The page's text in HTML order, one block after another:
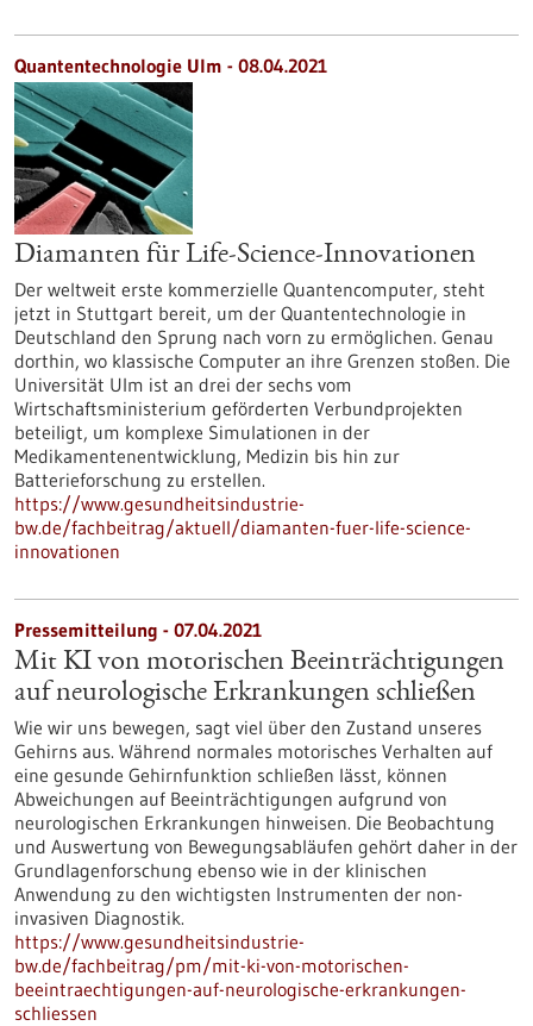
Quantentechnologie Ulm - 08.04.2021
Diamanten für Life-Science-Innovationen
Der weltweit erste kommerzielle Quantencomputer, steht
jetzt in Stuttgart bereit, um der Quantentechnologie in
Deutschland den Sprung nach vorn zu ermöglichen. Genau
dorthin, wo klassische Computer an ihre Grenzen stoßen. Die
Universität Ulm ist an drei der sechs vom
Wirtschaftsministerium geförderten Verbundprojekten
beteiligt, um komplexe Simulationen in der
Medikamentenentwicklung, Medizin bis hin zur
Batterieforschung zu erstellen.
https://www.gesundheitsindustrie-
bw.de/fachbeitrag/aktuell/diamanten-fuer-life-science-
innovationen
Pressemitteilung - 07.04.2021
Mit KI von motorischen Beeinträchtigungen
auf neurologische Erkrankungen schließen
Wie wir uns bewegen, sagt viel über den Zustand unseres
Gehirns aus. Während normales motorisches Verhalten auf
eine gesunde Gehirnfunktion schließen lässt, können
Abweichungen auf Beeinträchtigungen aufgrund von
neurologischen Erkrankungen hinweisen. Die Beobachtung
und Auswertung von Bewegungsabläufen gehört daher in der
Grundlagenforschung ebenso wie in der klinischen
Anwendung zu den wichtigsten Instrumenten der non-
invasiven Diagnostik.
https://www.gesundheitsindustrie-
bw.de/fachbeitrag/pm/mit-ki-von-motorischen-
beeintraechtigungen-auf-neurologische-erkrankungen-
schliessen